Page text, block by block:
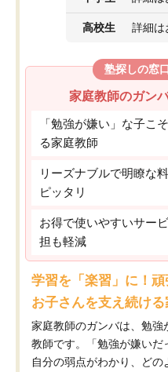
高校生 詳細は
塾探しの窓
家庭教師のガン
「勉強が嫌い」な子こ
る家庭教師
リーズナブルで明瞭な
ピッタリ
お得で使いやすいサー
担も軽減
学習を「楽習」に！頑
お子さんを支え続け
家庭教師のガンバは、勉強
教師です。「勉強が嫌い
自分の弱点がわかり、ど